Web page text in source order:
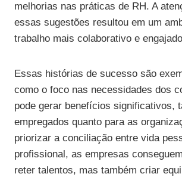
melhorias nas práticas de RH. A
essas sugestões resultou em um
trabalho mais colaborativo e
Essas histórias de sucesso são
como o foco nas necessidades dos
pode gerar benefícios significativos,
empregados quanto para as
priorizar a conciliação entre vida
profissional, as empresas
reter talentos, mas também criar